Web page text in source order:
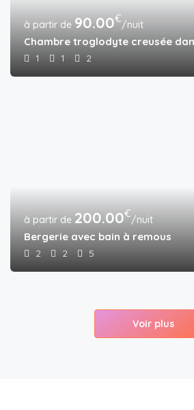
90.00€/nuit
Chambre troglodyte creusée
1 1 2
200.00€/nuit
Bergerie avec bain à remous
2 2 5
Voir plus